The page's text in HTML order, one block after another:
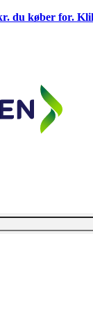
du køber for.